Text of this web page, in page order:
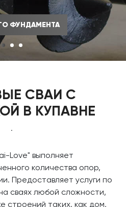
ФУНДАМЕНТА
СВАИ С
В КУПАВНЕ
.
Love" выполняет
количества опор,
Предоставляет услуги по
сваях любой сложности,
строений таких, как дом,